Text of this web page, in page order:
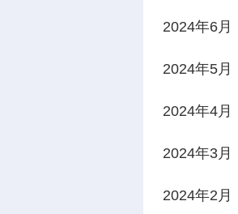
2024年6月
2024年5月
2024年4月
2024年3月
2024年2月